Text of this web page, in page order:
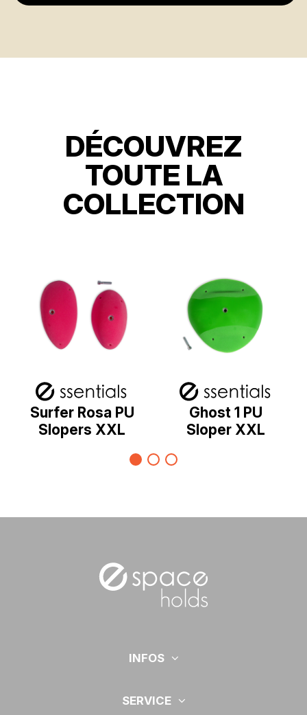
DÉCOUVREZ
TOUTE LA
COLLECTION
Surfer Rosa PU
Slopers XXL
Ghost 1 PU
Sloper XXL
INFOS
SERVICE